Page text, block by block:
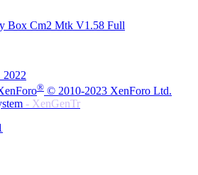
Box Cm2 Mtk V1.58 Full
® © 2010-2023 XenForo Ltd.
- XenGenTr